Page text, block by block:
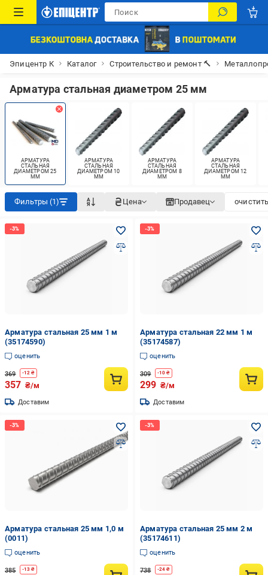
Эпицентр К Каталог Строительство и ремонт 🔨
Арматура стальная диаметром 25 мм
АРМАТУРА
СТАЛЬНАЯ
ДИАМЕТРОМ 25
ММ
АРМАТУРА
СТАЛЬНАЯ
ДИАМЕТРОМ 10
ММ
АРМАТУРА
СТАЛЬНАЯ
ДИАМЕТРОМ 8
ММ
АРМАТУРА
СТАЛЬНАЯ
ДИАМЕТРОМ 12
ММ
Фильтры (1) Цена Продавец
Арматура стальная 25 мм 1 м
(35174590)
оценить
369 -12 ₴
357 ₴/м
Доставим
Арматура стальная 22 мм 1 м
(35174587)
оценить
309 -10 ₴
299 ₴/м
Доставим
Арматура стальная 25 мм 1,0 м
(0011)
оценить
385 -13 ₴
Арматура стальная 25 мм 2 м
(35174611)
оценить
738 -24 ₴